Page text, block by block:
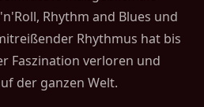
Rhythm and Blues und
Rhythmus hat bis
Faszination verloren und
der ganzen Welt.